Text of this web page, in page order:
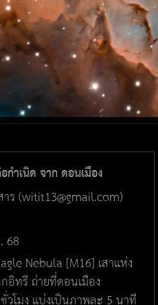
กำเนิด จาก ดอนเมือง
ร (witit13@gmail.com)
68
Nebula [M16] เสาแห่ง
อิทรี ถ่ายที่ดอนเมือง